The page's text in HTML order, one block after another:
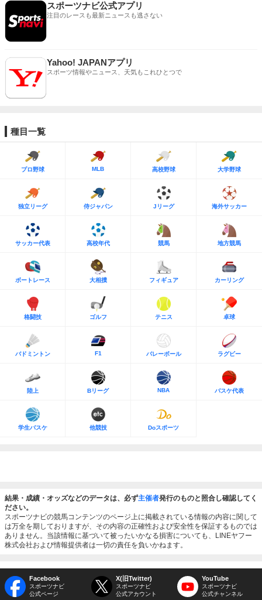
スポーツナビ公式アプリ
注目のレースも最新ニュースも逃さない
Yahoo! JAPANアプリ
スポーツ情報やニュース、天気もこれひとつで
種目一覧
プロ野球 MLB 高校野球 大学野球
独立リーグ 侍ジャパン Jリーグ 海外サッカー
サッカー代表 高校年代 競馬 地方競馬
ボートレース 大相撲 フィギュア カーリング
格闘技 ゴルフ テニス 卓球
バドミントン F1 バレーボール ラグビー
陸上 Bリーグ NBA バスケ代表
学生バスケ 他競技 Doスポーツ
結果・成績・オッズなどのデータは、必ず主催者発行のものと照合し確認してく
ださい。
スポーツナビの競馬コンテンツのページ上に掲載されている情報の内容に関して
は万全を期しておりますが、その内容の正確性および安全性を保証するものでは
ありません。当該情報に基づいて被ったいかなる損害についても、LINEヤフー
株式会社および情報提供者は一切の責任を負いかねます。
Facebook
スポーツナビ
公式ページ
X(旧Twitter)
スポーツナビ
公式アカウント
YouTube
スポーツナビ
公式チャンネル